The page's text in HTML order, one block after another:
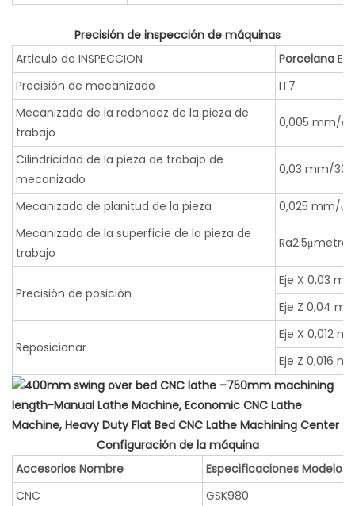
Precisión de inspección de máquinas
Articulo de INSPECCION
Porcelana
Precisión de mecanizado
IT7
Mecanizado de la redondez de la pieza de
trabajo
0,005 mm/
Cilindricidad de la pieza de trabajo de
mecanizado
0,03 mm/
Mecanizado de planitud de la pieza
0,025 mm/
Mecanizado de la superficie de la pieza de
trabajo
Ra2.5μmetro
Precisión de posición
Eje X 0,03
Eje Z 0,04
Reposicionar
Eje X 0,012
Eje Z 0,016
Configuración de la máquina
Accesorios Nombre
Especificaciones Modelo
CNC
GSK980